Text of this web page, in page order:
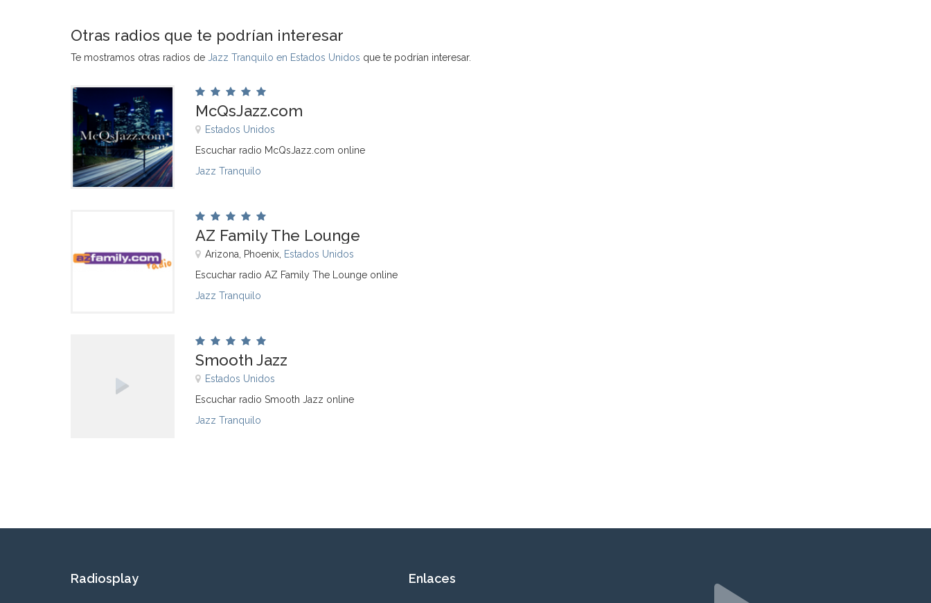
Otras radios que te podrían interesar
Te mostramos otras radios de Jazz Tranquilo en Estados Unidos que te podrían interesar.
McQsJazz.com
Estados Unidos
Escuchar radio McQsJazz.com online
Jazz Tranquilo
AZ Family The Lounge
Arizona, Phoenix, Estados Unidos
Escuchar radio AZ Family The Lounge online
Jazz Tranquilo
Smooth Jazz
Estados Unidos
Escuchar radio Smooth Jazz online
Jazz Tranquilo
Radiosplay Enlaces